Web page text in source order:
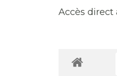
Accès direct